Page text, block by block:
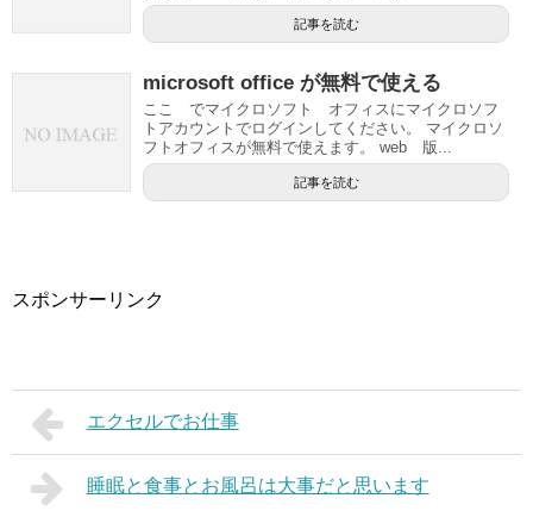
記事を読む
microsoft office が無料で使える
ここ でマイクロソフト オフィスにマイクロソフ
トアカウントでログインしてください。 マイクロソ
フトオフィスが無料で使えます。 web 版...
記事を読む
スポンサーリンク
エクセルでお仕事
睡眠と食事とお風呂は大事だと思います